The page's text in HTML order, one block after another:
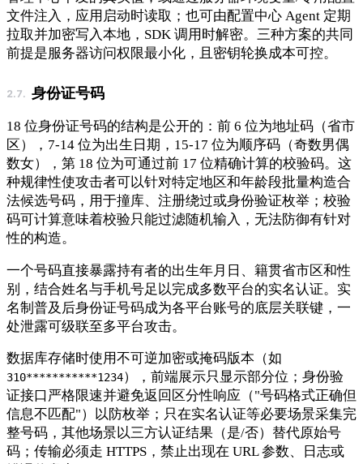
文件注入，应用启动时读取；也可由配置中心 Agent 定期
拉取并加密写入本地，SDK 调用时解密。三种方案的共同
前提是服务器访问权限最小化，且密钥轮换成本可控。
身份证号码
18 位身份证号码的结构是公开的：前 6 位为地址码（省市
区），7-14 位为出生日期，15-17 位为顺序码（奇数男偶
数女），第 18 位为可通过前 17 位精确计算的校验码。这
种规律性使攻击者可以针对特定地区和年龄段批量构造合
法候选号码，用于撞库、注册绕过或身份验证枚举；校验
码可计算意味着校验只能过滤随机输入，无法防御有针对
性的构造。
一个号码直接暴露持有者的出生年月日、籍贯省市区和性
别，结合姓名与手机号足以完成多数平台的实名认证。实
名制普及后身份证号码成为各平台账号的底层关联键，一
处泄露可级联至多平台攻击。
数据库存储时使用不可逆加密或掩码版本（如
310***********1234），前端展示只显示部分位；身份验
证接口严格限速并避免返回区分性响应（"号码格式正确但
信息不匹配"）以防枚举；只在实名认证等必要场景采集完
整号码，其他场景以三方认证结果（是/否）替代原始号
码；传输必须走 HTTPS，禁止出现在 URL 参数、日志或